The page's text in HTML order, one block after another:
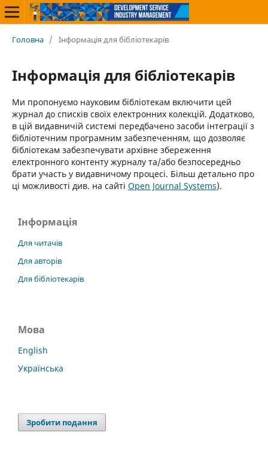
Головна / Інформація для бібліотекарів
Інформація для бібліотекарів
Ми пропонуємо науковим бібліотекам включити цей
журнал до списків своїх електронних колекцій. Додатково,
в цій видавничій системі передбачено засоби інтеграції з
бібліотечним програмним забезпеченням, що дозволяє
бібліотекам забезпечувати архівне збереження
електронного контенту журналу та/або безпосередньо
брати участь у видавничому процесі. Більш детально про
ці можливості див. на сайті Open Journal Systems).
Інформація
Для читачів
Для авторів
Для бібліотекарів
Мова
English
Українська
Зробити подання